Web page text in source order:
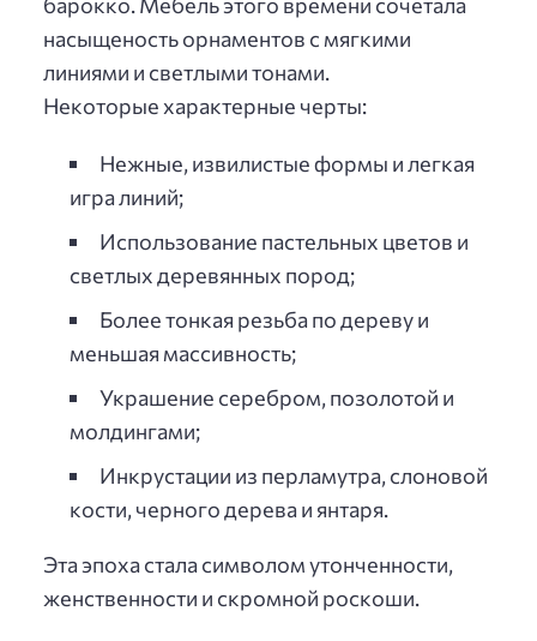
насыщеность орнаментов с мягкими
линиями и светлыми тонами.
Некоторые характерные черты:
Нежные, извилистые формы и легкая
игра линий;
Использование пастельных цветов и
светлых деревянных пород;
Более тонкая резьба по дереву и
меньшая массивность;
Украшение серебром, позолотой и
молдингами;
Инкрустации из перламутра, слоновой
кости, черного дерева и янтаря.
Эта эпоха стала символом утонченности,
женственности и скромной роскоши.